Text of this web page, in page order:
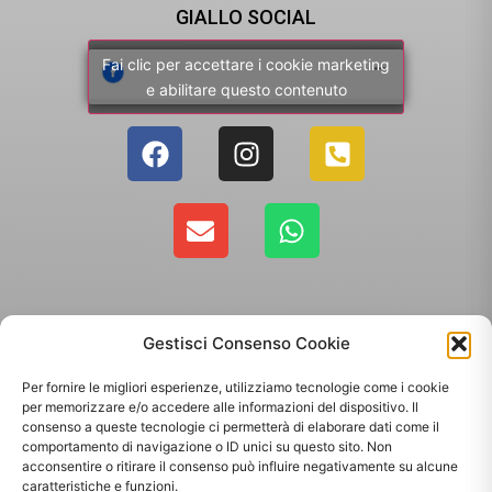
Gestisci Consenso Cookie
Per fornire le migliori esperienze, utilizziamo tecnologie come i cookie
per memorizzare e/o accedere alle informazioni del dispositivo. Il
consenso a queste tecnologie ci permetterà di elaborare dati come il
comportamento di navigazione o ID unici su questo sito. Non
acconsentire o ritirare il consenso può influire negativamente su alcune
caratteristiche e funzioni.
GIALLO SOCIAL
Fai clic per accettare i cookie marketing
e abilitare questo contenuto
Copyright 2025 - Giallo Sun sas di Sandonà Alessandro & C. | Via Roma 106,
35010 Massanzago PD | P.Iva: 03885160287